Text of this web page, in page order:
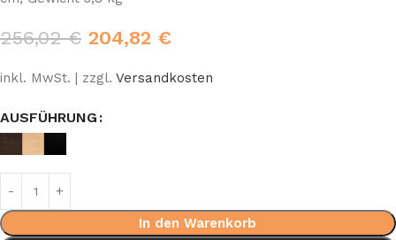
256,02€ 204,82 €
inkl. MwSt. | zzgl. Versandkosten
AUSFÜHRUNG
In den Warenkorb